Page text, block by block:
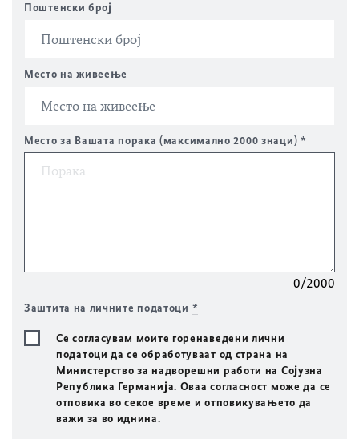
Поштенски број
Место на живеење
Место за Вашата порака (максимално 2000 знаци) *
0/2000
Заштита на личните податоци *
Се согласувам моите горенаведени лични
податоци да се обработуваат од страна на
Министерство за надворешни работи на Сојузна
Република Германија. Оваа согласност може да се
отповика во секое време и отповикувањето да
важи за во иднина.